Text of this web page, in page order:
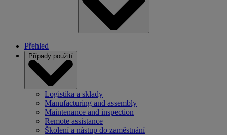
Přehled
Případy použití
Logistika a sklady
Manufacturing and assembly
Maintenance and inspection
Remote assistance
Školení a nástup do zaměstnání